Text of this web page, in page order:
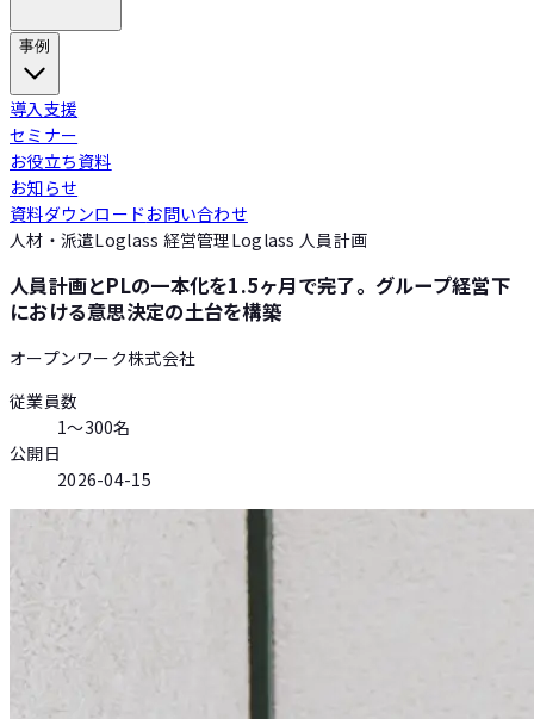
Loglass 経営管理
Loglass 人員計画
Loglass 設備投資計画
事例
導入事例
導入支援
セミナー
お役立ち資料
お知らせ
資料ダウンロードお問い合わせ
人材・派遣Loglass 経営管理Loglass 人員計画
人員計画とPLの一本化を1.5ヶ月で完了。グループ経営下
における意思決定の土台を構築
オープンワーク株式会社
従業員数
1〜300名
公開日
2026-04-15